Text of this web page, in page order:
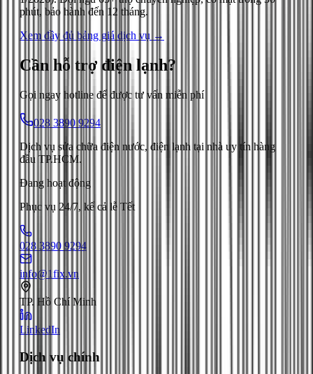
phút, bảo hành đến 12 tháng.
Xem đầy đủ bảng giá dịch vụ →
Cần hỗ trợ điện lạnh?
Gọi ngay hotline để được tư vấn miễn phí
028 3890 9294
Dịch vụ sửa chữa điện nước, điện lạnh tại nhà uy tín hàng
đầu TP.HCM.
Đang hoạt động
Phục vụ 24/7, kể cả lễ Tết
028 3890 9294
info@1fix.vn
TP. Hồ Chí Minh
LinkedIn
Dịch vụ chính